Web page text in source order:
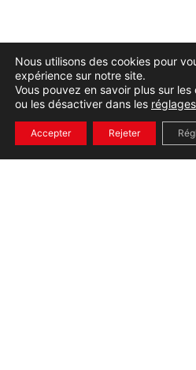
+33232654536
Nous utilisons des cookies pour
expérience sur notre site.
Vous pouvez en savoir plus sur
ou les désactiver dans les réglages
Accepter Rejeter